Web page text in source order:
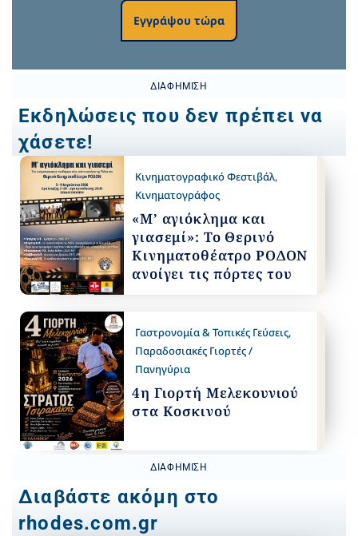
Εγγράψου τώρα
ΔΙΑΦΉΜΙΣΗ
Εκδηλώσεις που δεν πρέπει να
χάσετε!
Κινηματογραφικό Φεστιβάλ,
Κινηματογράφος
«Μ’ αγιόκλημα και
γιασεμί»: Το Θερινό
Κινηματοθέατρο ΡΟΔΟΝ
ανοίγει τις πόρτες του
Γαστρονομία & Τοπικές Γεύσεις,
Παραδοσιακές Γιορτές /
Πανηγύρια
4η Γιορτή Μελεκουνιού
στα Κοσκινού
ΔΙΑΦΉΜΙΣΗ
Διαβάστε ακόμη στο
rhodes.com.gr